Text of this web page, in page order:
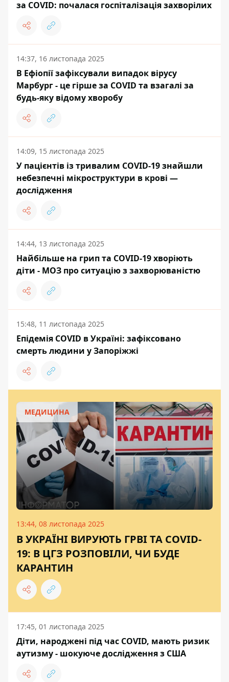
за COVID: почалася госпіталізація захворілих
14:37, 16 листопада 2025
В Ефіопії зафіксували випадок вірусу
Марбург - це гірше за COVID та взагалі за
будь-яку відому хворобу
14:09, 15 листопада 2025
У пацієнтів із тривалим COVID-19 знайшли
небезпечні мікроструктури в крові —
дослідження
14:44, 13 листопада 2025
Найбільше на грип та COVID-19 хворіють
діти - МОЗ про ситуацію з захворюваністю
15:48, 11 листопада 2025
Епідемія COVID в Україні: зафіксовано
смерть людини у Запоріжжі
МЕДИЦИНА
13:44, 08 листопада 2025
В УКРАЇНІ ВИРУЮТЬ ГРВІ ТА COVID-
19: В ЦГЗ РОЗПОВІЛИ, ЧИ БУДЕ
КАРАНТИН
17:45, 01 листопада 2025
Діти, народжені під час COVID, мають ризик
аутизму - шокуюче дослідження з США